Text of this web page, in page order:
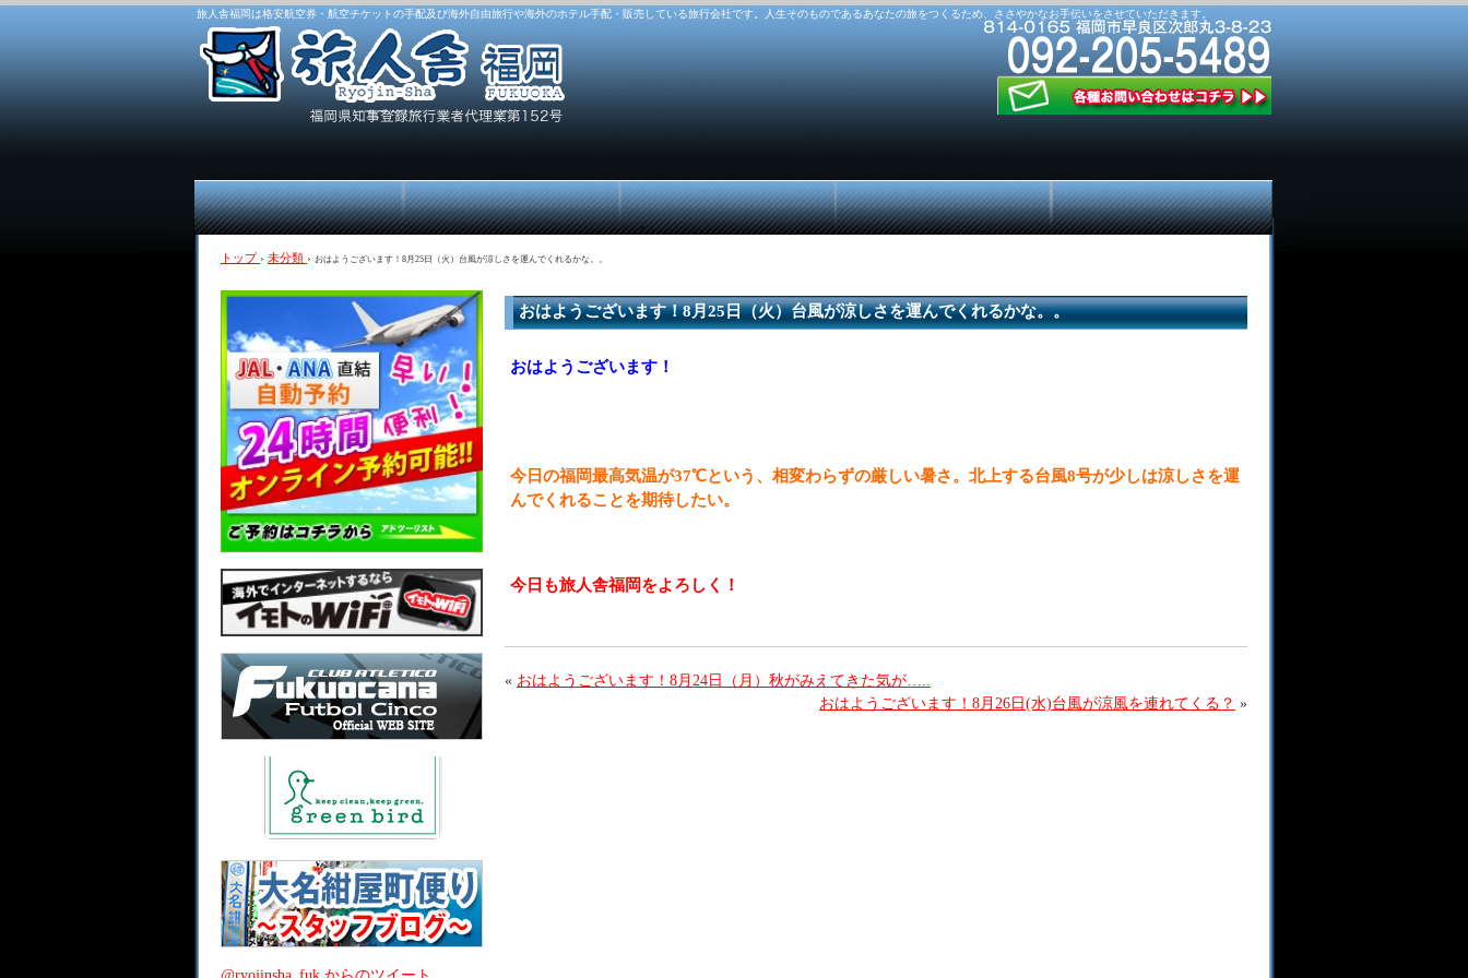
旅人舎福岡は格安航空券・航空チケットの手配及び海外自由旅行や海外のホテル手配・販売している旅行会社です。人生そのものであるあなたの旅をつくるため、ささやかなお手伝いをさせていただきます。
トップ › 未分類 › おはようございます！8月25日（火）台風が涼しさを運んでくれるかな。。
おはようございます！8月25日（火）台風が涼しさを運んでくれるかな。。
おはようございます！
今日の福岡最高気温が37℃という、相変わらずの厳しい暑さ。北上する台風8号が少しは涼しさを運
んでくれることを期待したい。
今日も旅人舎福岡をよろしく！
« おはようございます！8月24日（月）秋がみえてきた気が…..
おはようございます！8月26日(水)台風が涼風を連れてくる？ »